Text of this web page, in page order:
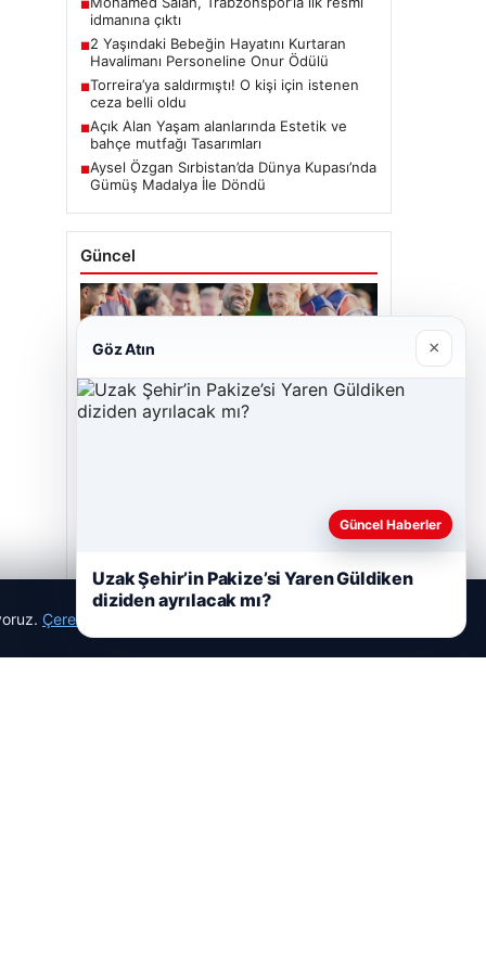
■
idmanına çıktı
■2 Yaşındaki Bebeğin Hayatını Kurtaran
Havalimanı Personeline Onur Ödülü
■Torreira’ya saldırmıştı! O kişi için istenen
ceza belli oldu
■Açık Alan Yaşam alanlarında Estetik ve
bahçe mutfağı Tasarımları
■Aysel Özgan Sırbistan’da Dünya Kupası’nda
Gümüş Madalya İle Döndü
Güncel
06/08/2026
Mohamed Salah, Trabzonspor’la ilk resmi
05/08/2026
2 Yaşındaki Bebeğin Hayatını Kurtaran
Çerez Politikamız
Göz Atın ×
Güncel Haberler
Uzak Şehir’in Pakize’si Yaren Güldiken
diziden ayrılacak mı?